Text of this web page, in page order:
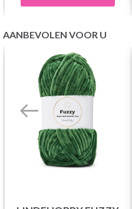
AANBEVOLEN VOOR U